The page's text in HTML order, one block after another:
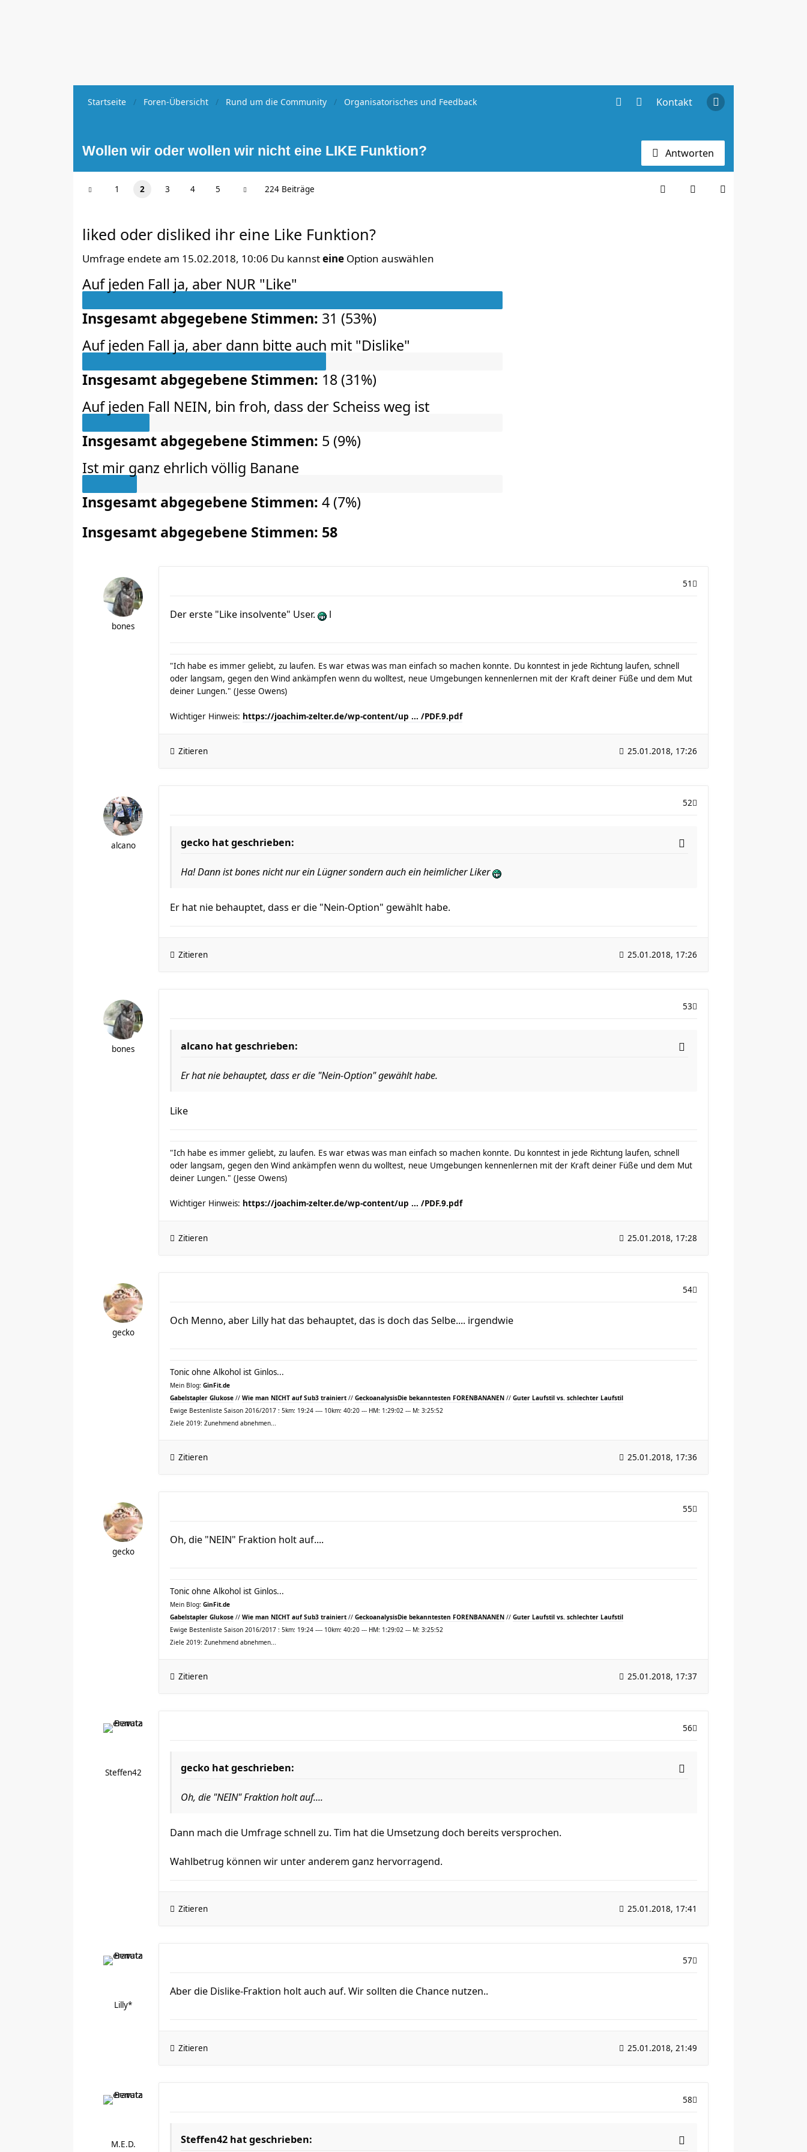
Kontakt
Startseite Foren-Übersicht Rund um die Community Organisatorisches und Feedback
Wollen wir oder wollen wir nicht eine LIKE Funktion? Antworten
1 2 3 4 5 224 Beiträge
liked oder disliked ihr eine Like Funktion?
Umfrage endete am 15.02.2018, 10:06 Du kannsteine Option auswählen
Auf jeden Fall ja, aber NUR "Like"
Insgesamt abgegebene Stimmen: 31 (53%)
Auf jeden Fall ja, aber dann bitte auch mit "Dislike"
Insgesamt abgegebene Stimmen: 18 (31%)
Auf jeden Fall NEIN, bin froh, dass der Scheiss weg ist
Insgesamt abgegebene Stimmen: 5 (9%)
Ist mir ganz ehrlich völlig Banane
Insgesamt abgegebene Stimmen: 4 (7%)
Insgesamt abgegebene Stimmen: 58
bones
51
Der erste "Like insolvente" User. l
"Ich habe es immer geliebt, zu laufen. Es war etwas was man einfach so machen konnte. Du konntest in jede Richtung laufen, schnell
oder langsam, gegen den Wind ankämpfen wenn du wolltest, neue Umgebungen kennenlernen mit der Kraft deiner Füße und dem Mut
deiner Lungen." (Jesse Owens)
Wichtiger Hinweis: https://joachim-zelter.de/wp-content/up ... /PDF.9.pdf
Zitieren 25.01.2018, 17:26
alcano
52
gecko hat geschrieben:
Ha! Dann ist bones nicht nur ein Lügner sondern auch ein heimlicher Liker
Er hat nie behauptet, dass er die "Nein-Option" gewählt habe.
Zitieren 25.01.2018, 17:26
bones
53
alcano hat geschrieben:
Er hat nie behauptet, dass er die "Nein-Option" gewählt habe.
Like
"Ich habe es immer geliebt, zu laufen. Es war etwas was man einfach so machen konnte. Du konntest in jede Richtung laufen, schnell
oder langsam, gegen den Wind ankämpfen wenn du wolltest, neue Umgebungen kennenlernen mit der Kraft deiner Füße und dem Mut
deiner Lungen." (Jesse Owens)
Wichtiger Hinweis: https://joachim-zelter.de/wp-content/up ... /PDF.9.pdf
Zitieren 25.01.2018, 17:28
gecko
54
Och Menno, aber Lilly hat das behauptet, das is doch das Selbe.... irgendwie
Tonic ohne Alkohol ist Ginlos...
Mein Blog: GinFit.de
Gabelstapler Glukose // Wie man NICHT auf Sub3 trainiert // GeckoanalysisDie bekanntesten FORENBANANEN // Guter Laufstil vs. schlechter Laufstil
Ewige Bestenliste Saison 2016/2017 : 5km: 19:24 ---- 10km: 40:20 --- HM: 1:29:02 --- M: 3:25:52
Ziele 2019: Zunehmend abnehmen...
Zitieren 25.01.2018, 17:36
gecko
55
Oh, die "NEIN" Fraktion holt auf....
Tonic ohne Alkohol ist Ginlos...
Mein Blog: GinFit.de
Gabelstapler Glukose // Wie man NICHT auf Sub3 trainiert // GeckoanalysisDie bekanntesten FORENBANANEN // Guter Laufstil vs. schlechter Laufstil
Ewige Bestenliste Saison 2016/2017 : 5km: 19:24 ---- 10km: 40:20 --- HM: 1:29:02 --- M: 3:25:52
Ziele 2019: Zunehmend abnehmen...
Zitieren 25.01.2018, 17:37
Steffen42
56
gecko hat geschrieben:
Oh, die "NEIN" Fraktion holt auf....
Dann mach die Umfrage schnell zu. Tim hat die Umsetzung doch bereits versprochen.
Wahlbetrug können wir unter anderem ganz hervorragend.
Zitieren 25.01.2018, 17:41
Lilly*
57
Aber die Dislike-Fraktion holt auch auf. Wir sollten die Chance nutzen..
Zitieren 25.01.2018, 21:49
M.E.D.
58
Steffen42 hat geschrieben: